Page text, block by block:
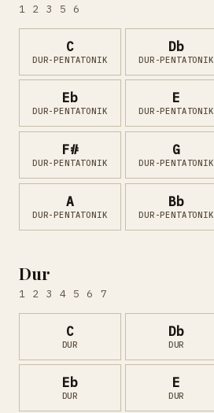
1 2 3 5 6
C
DUR-PENTATONIK
Db
DUR-PENTATONIK
Eb
DUR-PENTATONIK
E
DUR-PENTATONIK
F#
DUR-PENTATONIK
G
DUR-PENTATONIK
A
DUR-PENTATONIK
Bb
DUR-PENTATONIK
Dur
1 2 3 4 5 6 7
C
DUR
Db
DUR
Eb
DUR
E
DUR